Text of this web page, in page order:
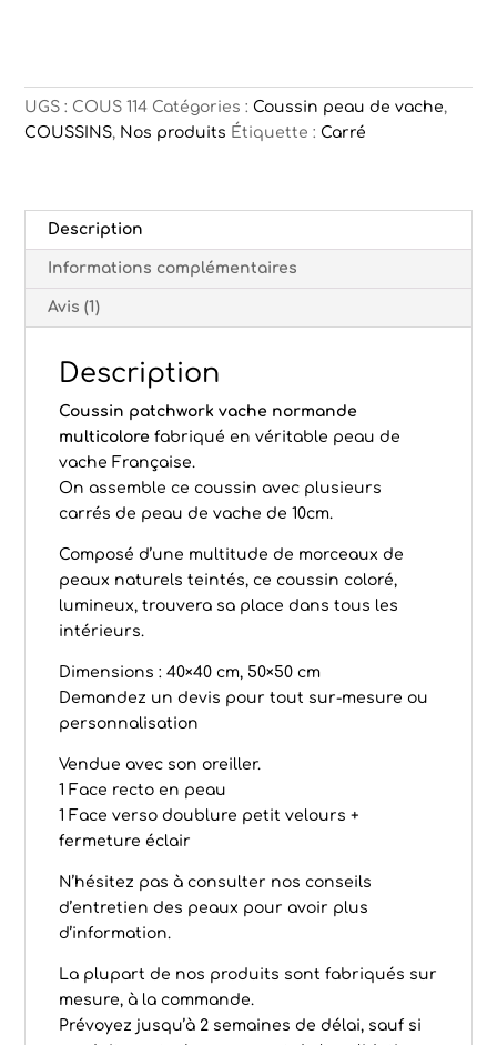
UGS : COUS 114 Catégories :Coussin peau de vache,
COUSSINS, Nos produits Étiquette :Carré
Description
Informations complémentaires
Avis (1)
Description
Coussin patchwork vache normande
multicolore fabriqué en véritable peau de
vache Française.
On assemble ce coussin avec plusieurs
carrés de peau de vache de 10cm.
Composé d’une multitude de morceaux de
peaux naturels teintés, ce coussin coloré,
lumineux, trouvera sa place dans tous les
intérieurs.
Dimensions : 40×40 cm, 50×50 cm
Demandez un devis pour tout sur-mesure ou
personnalisation
Vendue avec son oreiller.
1 Face recto en peau
1 Face verso doublure petit velours +
fermeture éclair
N’hésitez pas à consulter nos conseils
d’entretien des peaux pour avoir plus
d’information.
La plupart de nos produits sont fabriqués sur
mesure, à la commande.
Prévoyez jusqu’à 2 semaines de délai, sauf si